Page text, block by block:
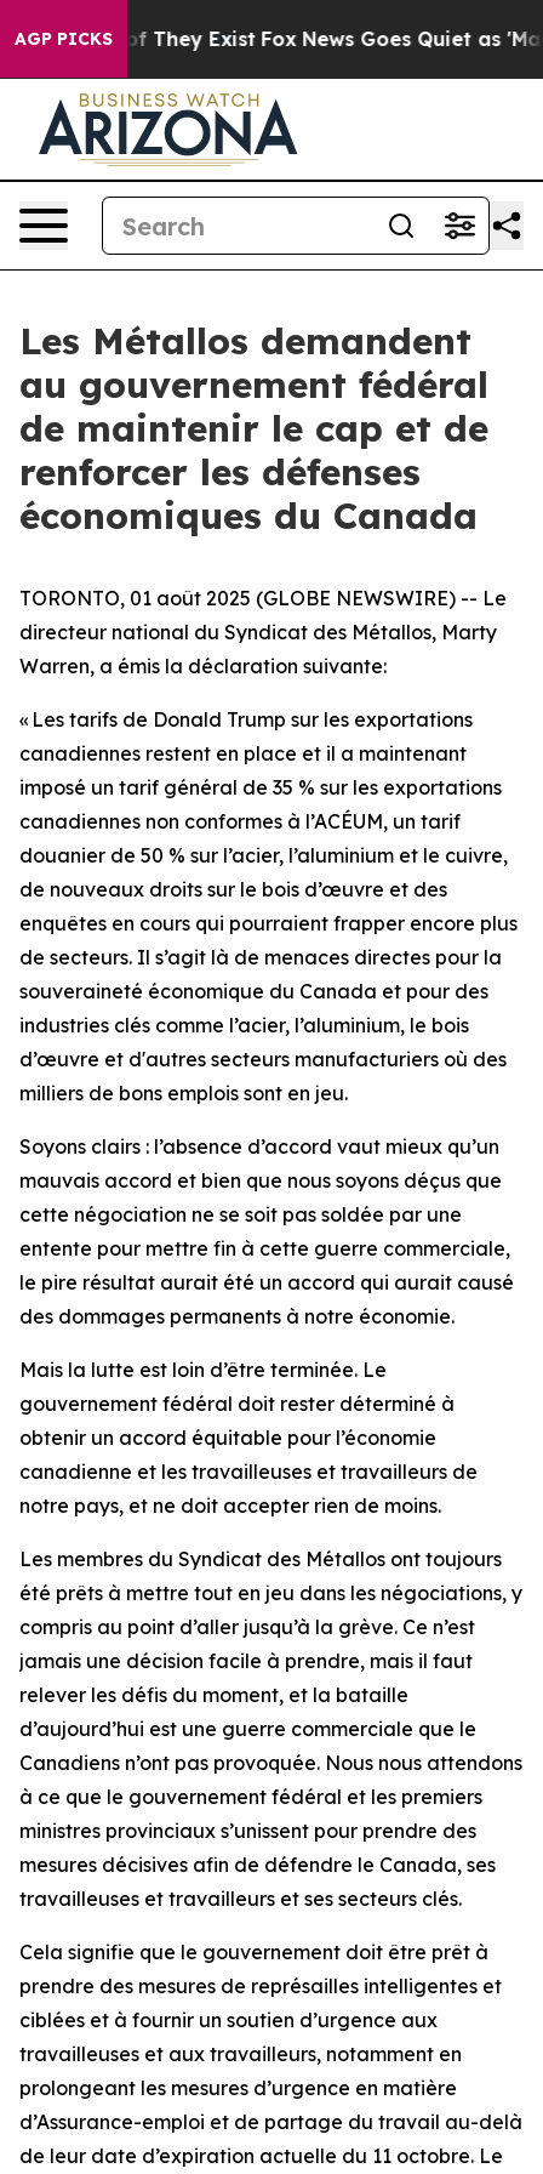
AGP PICKS
no Proof They Exist Fox News Goes Quiet as 'Maga
Les Métallos demandent
au gouvernement fédéral
de maintenir le cap et de
renforcer les défenses
économiques du Canada
TORONTO, 01 août 2025 (GLOBE NEWSWIRE) -- Le
directeur national du Syndicat des Métallos, Marty
Warren, a émis la déclaration suivante:
« Les tarifs de Donald Trump sur les exportations
canadiennes restent en place et il a maintenant
imposé un tarif général de 35 % sur les exportations
canadiennes non conformes à l’ACÉUM, un tarif
douanier de 50 % sur l’acier, l’aluminium et le cuivre,
de nouveaux droits sur le bois d’œuvre et des
enquêtes en cours qui pourraient frapper encore plus
de secteurs. Il s’agit là de menaces directes pour la
souveraineté économique du Canada et pour des
industries clés comme l’acier, l’aluminium, le bois
d’œuvre et d'autres secteurs manufacturiers où des
milliers de bons emplois sont en jeu.
Soyons clairs : l’absence d’accord vaut mieux qu’un
mauvais accord et bien que nous soyons déçus que
cette négociation ne se soit pas soldée par une
entente pour mettre fin à cette guerre commerciale,
le pire résultat aurait été un accord qui aurait causé
des dommages permanents à notre économie.
Mais la lutte est loin d’être terminée. Le
gouvernement fédéral doit rester déterminé à
obtenir un accord équitable pour l’économie
canadienne et les travailleuses et travailleurs de
notre pays, et ne doit accepter rien de moins.
Les membres du Syndicat des Métallos ont toujours
été prêts à mettre tout en jeu dans les négociations, y
compris au point d’aller jusqu’à la grève. Ce n’est
jamais une décision facile à prendre, mais il faut
relever les défis du moment, et la bataille
d’aujourd’hui est une guerre commerciale que le
Canadiens n’ont pas provoquée. Nous nous attendons
à ce que le gouvernement fédéral et les premiers
ministres provinciaux s’unissent pour prendre des
mesures décisives afin de défendre le Canada, ses
travailleuses et travailleurs et ses secteurs clés.
Cela signifie que le gouvernement doit être prêt à
prendre des mesures de représailles intelligentes et
ciblées et à fournir un soutien d’urgence aux
travailleuses et aux travailleurs, notamment en
prolongeant les mesures d’urgence en matière
d’Assurance-emploi et de partage du travail au-delà
de leur date d’expiration actuelle du 11 octobre. Le